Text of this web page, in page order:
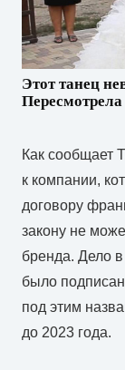
Этот танец
Пересмотрела
Как сообщает
к компании,
договору
закону не
бренда. Дело
было
под этим
до 2023 года.